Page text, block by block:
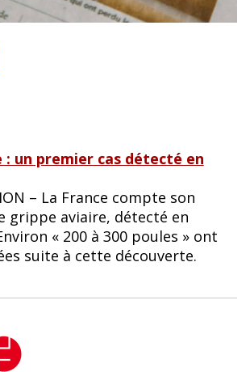
: un premier cas détecté en
– La France compte son
grippe aviaire, détecté en
« 200 à 300 poules » ont
suite à cette découverte.